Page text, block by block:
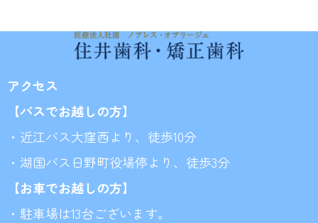
アクセス
【バスでお越しの方】
・近江バス大窪西より、徒歩10分
・湖国バス日野町役場停より、徒歩3分
【お車でお越しの方】
・駐車場は13台ございます。